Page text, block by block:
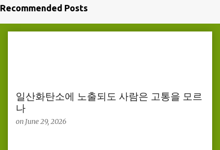
Recommended Posts
일산화탄소에 노출되도 사람은 고통을 모르
나
on June 29, 2026